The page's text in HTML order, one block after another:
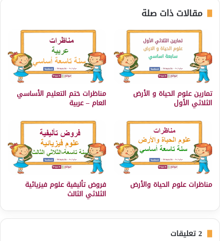
مقالات ذات صلة
تمارين علوم الحياة و الأرض
الثلاثي الأول
مناظرات ختم التعليم الأساسي
العام – عربية
مناظرات علوم الحياة والأرض فروض تأليفية علوم فيزيائية
الثلاثي الثالث
‫2 تعليقات